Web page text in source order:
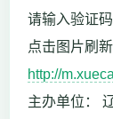
请输入验证码
点击图片刷
http://
主办单位：